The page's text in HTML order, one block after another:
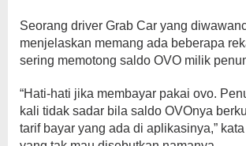
Seorang driver Grab Car yang
menjelaskan memang ada beberapa
sering memotong saldo OVO milik
“Hati-hati jika membayar pakai ovo.
kali tidak sadar bila saldo OVOnya
tarif bayar yang ada di aplikasinya,”